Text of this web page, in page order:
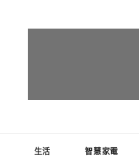
生活 智慧家電